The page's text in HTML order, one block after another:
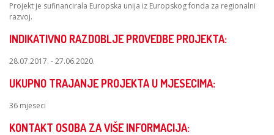
Projekt je sufinancirala Europska unija iz Europskog fonda za regionalni
razvoj.
INDIKATIVNO RAZDOBLJE PROVEDBE PROJEKTA:
28.07.2017. - 27.06.2020.
UKUPNO TRAJANJE PROJEKTA U MJESECIMA:
36 mjeseci
KONTAKT OSOBA ZA VIŠE INFORMACIJA: